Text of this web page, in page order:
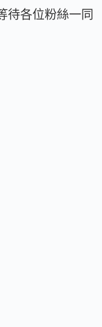
待各位粉絲一同